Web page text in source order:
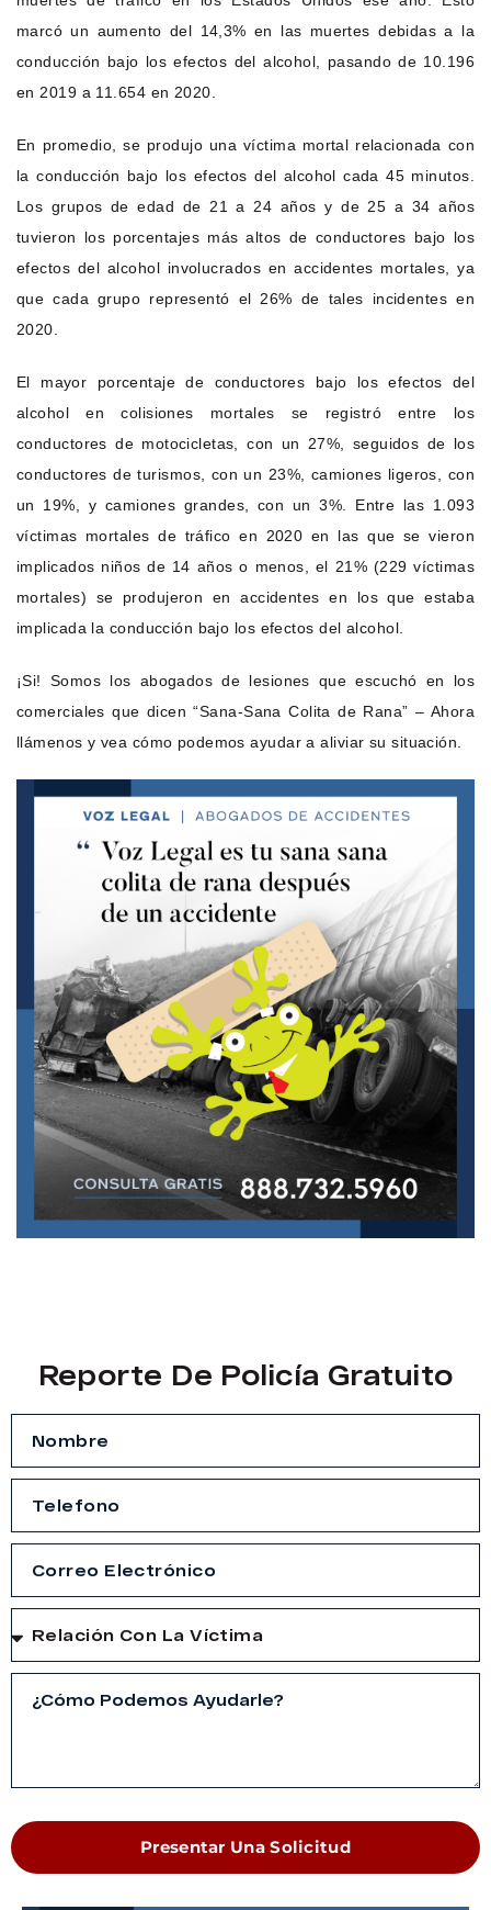
marcó un aumento del 14,3% en las muertes debidas a la
conducción bajo los efectos del alcohol, pasando de 10.196
en 2019 a 11.654 en 2020.
En promedio, se produjo una víctima mortal relacionada con
la conducción bajo los efectos del alcohol cada 45 minutos.
Los grupos de edad de 21 a 24 años y de 25 a 34 años
tuvieron los porcentajes más altos de conductores bajo los
efectos del alcohol involucrados en accidentes mortales, ya
que cada grupo representó el 26% de tales incidentes en
2020.
El mayor porcentaje de conductores bajo los efectos del
alcohol en colisiones mortales se registró entre los
conductores de motocicletas, con un 27%, seguidos de los
conductores de turismos, con un 23%, camiones ligeros, con
un 19%, y camiones grandes, con un 3%. Entre las 1.093
víctimas mortales de tráfico en 2020 en las que se vieron
implicados niños de 14 años o menos, el 21% (229 víctimas
mortales) se produjeron en accidentes en los que estaba
implicada la conducción bajo los efectos del alcohol.
¡Si! Somos los abogados de lesiones que escuchó en los
comerciales que dicen “Sana-Sana Colita de Rana” – Ahora
llámenos y vea cómo podemos ayudar a aliviar su situación.
Reporte De Policía Gratuito
Presentar Una Solicitud